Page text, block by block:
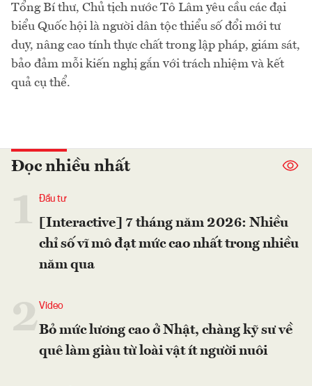
Tổng Bí thư, Chủ tịch nước Tô Lâm yêu cầu các đại
biểu Quốc hội là người dân tộc thiểu số đổi mới tư
duy, nâng cao tính thực chất trong lập pháp, giám sát,
bảo đảm mỗi kiến nghị gắn với trách nhiệm và kết
quả cụ thể.
Đọc nhiều nhất
Đầu tư
[Interactive] 7 tháng năm 2026: Nhiều
chỉ số vĩ mô đạt mức cao nhất trong nhiều
năm qua
2Video
Bỏ mức lương cao ở Nhật, chàng kỹ sư về
quê làm giàu từ loài vật ít người nuôi